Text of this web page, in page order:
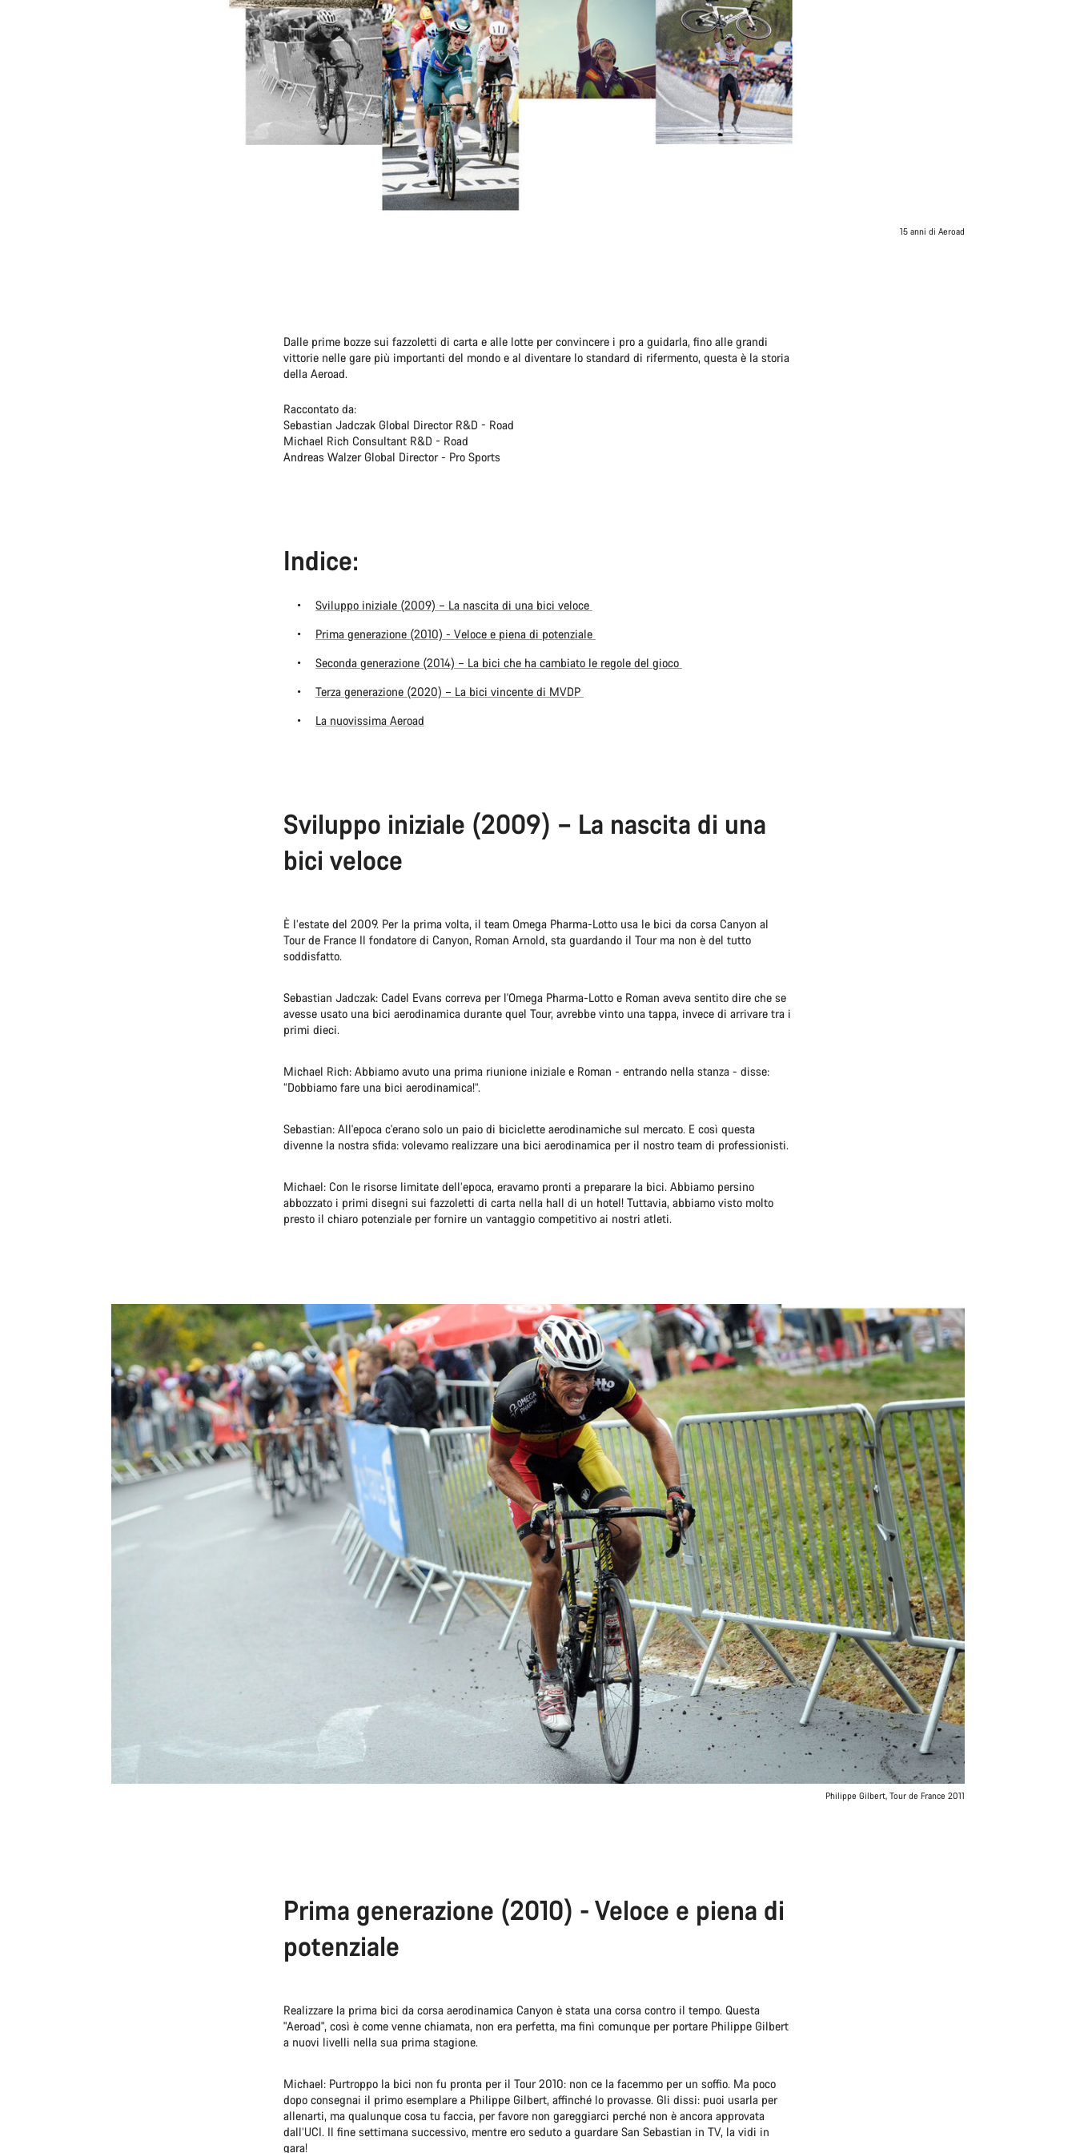
15 anni di Aeroad
Dalle prime bozze sui fazzoletti di carta e alle lotte per convincere i pro a guidarla, fino alle grandi
vittorie nelle gare più importanti del mondo e al diventare lo standard di rifermento, questa è la storia
della Aeroad.
Raccontato da:
Sebastian Jadczak Global Director R&D ‑ Road
Michael Rich Consultant R&D - Road
Andreas Walzer Global Director - Pro Sports
Indice:
Sviluppo iniziale (2009) – La nascita di una bici veloce
Prima generazione (2010) - Veloce e piena di potenziale
Seconda generazione (2014) – La bici che ha cambiato le regole del gioco
Terza generazione (2020) – La bici vincente di MVDP
La nuovissima Aeroad
Sviluppo iniziale (2009) – La nascita di una
bici veloce
È l’estate del 2009. Per la prima volta, il team Omega Pharma-Lotto usa le bici da corsa Canyon al
Tour de France Il fondatore di Canyon, Roman Arnold, sta guardando il Tour ma non è del tutto
soddisfatto.
Sebastian Jadczak: Cadel Evans correva per l'Omega Pharma-Lotto e Roman aveva sentito dire che se
avesse usato una bici aerodinamica durante quel Tour, avrebbe vinto una tappa, invece di arrivare tra i
primi dieci.
Michael Rich: Abbiamo avuto una prima riunione iniziale e Roman - entrando nella stanza - disse:
“Dobbiamo fare una bici aerodinamica!”.
Sebastian: All'epoca c'erano solo un paio di biciclette aerodinamiche sul mercato. E così questa
divenne la nostra sfida: volevamo realizzare una bici aerodinamica per il nostro team di professionisti.
Michael: Con le risorse limitate dell’epoca, eravamo pronti a preparare la bici. Abbiamo persino
abbozzato i primi disegni sui fazzoletti di carta nella hall di un hotel! Tuttavia, abbiamo visto molto
presto il chiaro potenziale per fornire un vantaggio competitivo ai nostri atleti.
Philippe Gilbert, Tour de France 2011
Prima generazione (2010) - Veloce e piena di
potenziale
Realizzare la prima bici da corsa aerodinamica Canyon è stata una corsa contro il tempo. Questa
"Aeroad", così è come venne chiamata, non era perfetta, ma finì comunque per portare Philippe Gilbert
a nuovi livelli nella sua prima stagione.
Michael: Purtroppo la bici non fu pronta per il Tour 2010: non ce la facemmo per un soffio. Ma poco
dopo consegnai il primo esemplare a Philippe Gilbert, affinché lo provasse. Gli dissi: puoi usarla per
allenarti, ma qualunque cosa tu faccia, per favore non gareggiarci perché non è ancora approvata
dall’UCI. Il fine settimana successivo, mentre ero seduto a guardare San Sebastian in TV, la vidi in
gara!